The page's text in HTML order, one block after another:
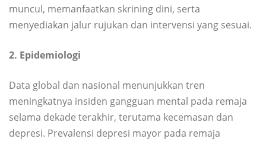
muncul, memanfaatkan skrining dini, serta
menyediakan jalur rujukan dan intervensi yang sesuai.
2. Epidemiologi
Data global dan nasional menunjukkan tren
meningkatnya insiden gangguan mental pada remaja
selama dekade terakhir, terutama kecemasan dan
depresi. Prevalensi depresi mayor pada remaja